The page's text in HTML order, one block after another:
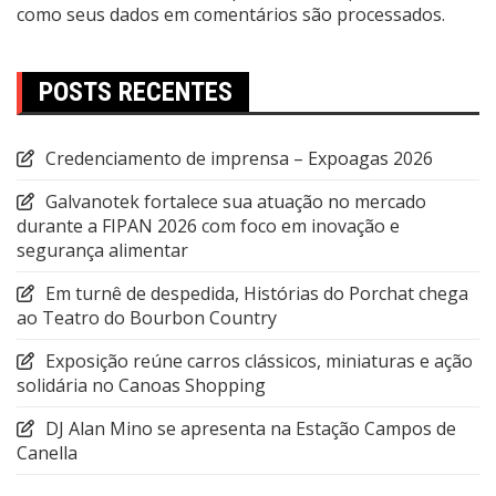
como seus dados em comentários são processados.
POSTS RECENTES
Credenciamento de imprensa – Expoagas 2026
Galvanotek fortalece sua atuação no mercado
durante a FIPAN 2026 com foco em inovação e
segurança alimentar
Em turnê de despedida, Histórias do Porchat chega
ao Teatro do Bourbon Country
Exposição reúne carros clássicos, miniaturas e ação
solidária no Canoas Shopping
DJ Alan Mino se apresenta na Estação Campos de
Canella